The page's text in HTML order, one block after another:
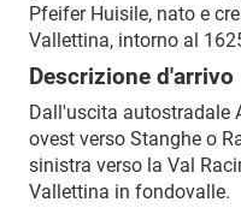
Pfeifer Huisile, nato e
Vallettina, intorno al
Descrizione d'arrivo
Dall'uscita autostradale
ovest verso Stanghe o
sinistra verso la Val
Vallettina in fondovalle.